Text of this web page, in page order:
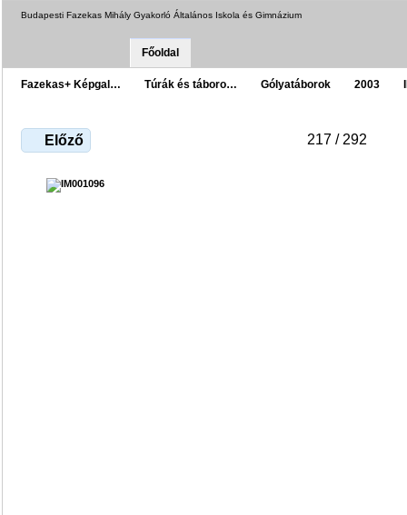
Budapesti Fazekas Mihály Gyakorló Általános Iskola és Gimnázium
Főoldal
Fazekas+ Képgal… Túrák és táboro… Gólyatáborok 2003
Előző 217 / 292